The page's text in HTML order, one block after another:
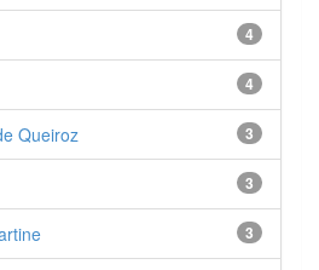
4
4
3
Queiroz
3
3